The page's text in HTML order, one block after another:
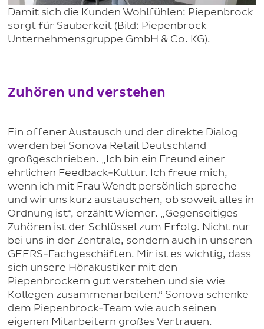
Damit sich die Kunden Wohlfühlen: Piepenbrock
sorgt für Sauberkeit (Bild: Piepenbrock
Unternehmensgruppe GmbH & Co. KG).
Zuhören und verstehen
Ein offener Austausch und der direkte Dialog
werden bei Sonova Retail Deutschland
großgeschrieben. „Ich bin ein Freund einer
ehrlichen Feedback-Kultur. Ich freue mich,
wenn ich mit Frau Wendt persönlich spreche
und wir uns kurz austauschen, ob soweit alles in
Ordnung ist“, erzählt Wiemer. „Gegenseitiges
Zuhören ist der Schlüssel zum Erfolg. Nicht nur
bei uns in der Zentrale, sondern auch in unseren
GEERS-Fachgeschäften. Mir ist es wichtig, dass
sich unsere Hörakustiker mit den
Piepenbrockern gut verstehen und sie wie
Kollegen zusammenarbeiten.“ Sonova schenke
dem Piepenbrock-Team wie auch seinen
eigenen Mitarbeitern großes Vertrauen.